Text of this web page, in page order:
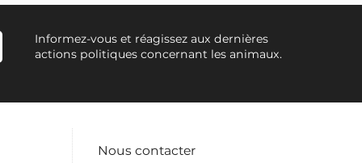
Informez-vous et réagissez aux dernières
actions politiques concernant les animaux.
Nous contacter